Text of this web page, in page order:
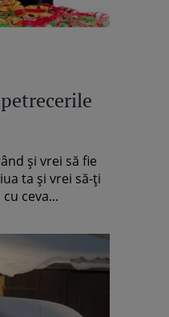
şi vrei să fie
ta şi vrei să-ţi
ceva...